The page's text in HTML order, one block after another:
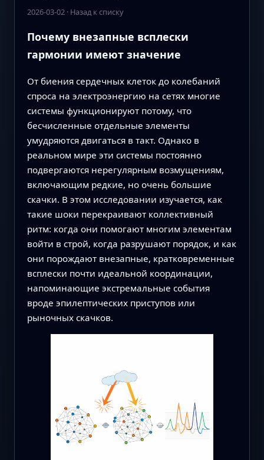
2026-03-02· Назад к списку
Почему внезапные всплески
гармонии имеют значение
От биения сердечных клеток до колебаний
спроса на электроэнергию на сетях многие
системы функционируют потому, что
бесчисленные отдельные элементы
умудряются двигаться в такт. Однако в
реальном мире эти системы постоянно
подвергаются нерегулярным возмущениям,
включающим редкие, но очень большие
скачки. В этом исследовании изучается, как
такие шоки перекраивают коллективный
ритм: когда они помогают многим элементам
войти в строй, когда разрушают порядок, и как
они порождают внезапные, кратковременные
всплески почти идеальной координации,
напоминающие экстремальные события
вроде эпилептических приступов или
рыночных скачков.